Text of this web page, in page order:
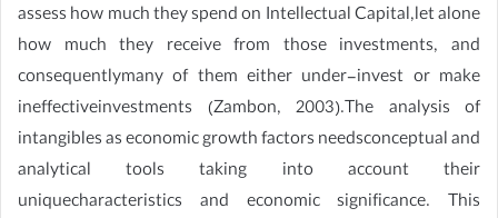
assess how much they spend on Intellectual Capital,let alone
how much they receive from those investments, and
consequentlymany of them either under-invest or make
ineffectiveinvestments (Zambon, 2003).The analysis of
intangibles as economic growth factors needsconceptual and
analytical tools taking into account their
uniquecharacteristics and economic significance. This